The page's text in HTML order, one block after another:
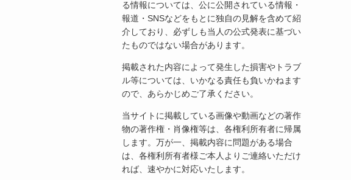
る情報については、公に公開されている情報・
報道・SNSなどをもとに独自の見解を含めて紹
介しており、必ずしも当人の公式発表に基づい
たものではない場合があります。
掲載された内容によって発生した損害やトラブ
ル等については、いかなる責任も負いかねます
ので、あらかじめご了承ください。
当サイトに掲載している画像や動画などの著作
物の著作権・肖像権等は、各権利所有者に帰属
します。万が一、掲載内容に問題がある場合
は、各権利所有者様ご本人よりご連絡いただけ
れば、速やかに対応いたします。